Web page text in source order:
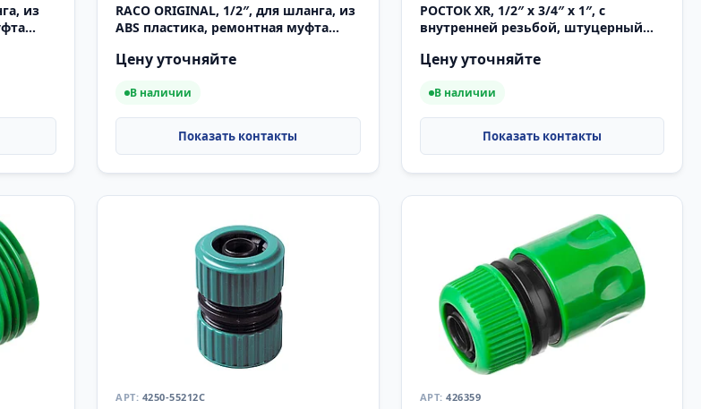
из
RACO ORIGINAL, 1/2″, для шланга, из
ABS пластика, ремонтная муфта
Цену уточняйте
В наличии
РОСТОК XR, 1/2″ x 3/4″ x 1″, с
внутренней резьбой, штуцерный
Цену уточняйте
В наличии
4250-55212C 426359